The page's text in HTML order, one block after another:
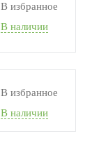
В избранное
В наличии
В избранное
В наличии